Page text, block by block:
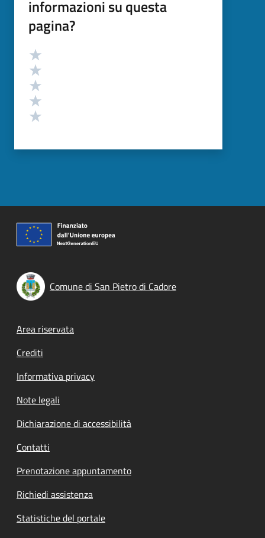
informazioni su questa
pagina?
Valutazione
Comune di San Pietro di Cadore
Footer menu
Area riservata
Crediti
Informativa privacy
Note legali
Dichiarazione di accessibilità
Contatti
Prenotazione appuntamento
Richiedi assistenza
Statistiche del portale